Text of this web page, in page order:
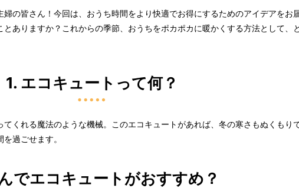
の皆さん！今回は、おうち時間をより快適でお得にするためのアイデアをお
とありますか？これからの季節、おうちをポカポカに暖かくする方法として、
1. エコキュートって何？
くれる魔法のような機械。このエコキュートがあれば、冬の寒さもぬくもり
過ごせます。
でエコキュートがおすすめ？